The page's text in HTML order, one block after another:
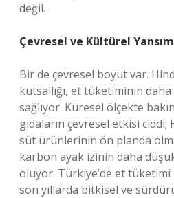
değil.
Çevresel ve Kültürel
Bir de çevresel boyut var.
kutsallığı, et tüketiminin
sağlıyor. Küresel ölçekte
gıdaların çevresel etkisi
süt ürünlerinin ön planda
karbon ayak izinin daha düşük
oluyor. Türkiye’de et
son yıllarda bitkisel ve